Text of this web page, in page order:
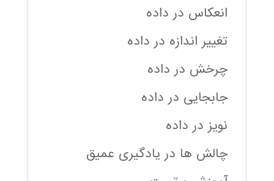
انعکاس در داده
تغییر اندازه در داده
چرخش در داده
جابجایی در داده
نویز در داده
چالش ها در یادگیری عمیق